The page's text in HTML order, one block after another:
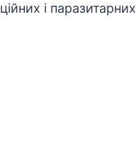
і паразитарних